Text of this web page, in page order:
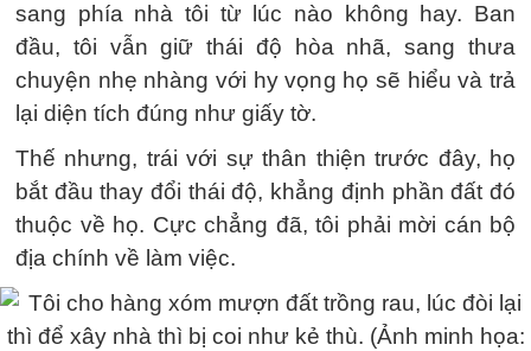
sang phía nhà tôi từ lúc nào không hay. Ban
đầu, tôi vẫn giữ thái độ hòa nhã, sang thưa
chuyện nhẹ nhàng với hy vọng họ sẽ hiểu và trả
lại diện tích đúng như giấy tờ.
Thế nhưng, trái với sự thân thiện trước đây, họ
bắt đầu thay đổi thái độ, khẳng định phần đất đó
thuộc về họ. Cực chẳng đã, tôi phải mời cán bộ
địa chính về làm việc.